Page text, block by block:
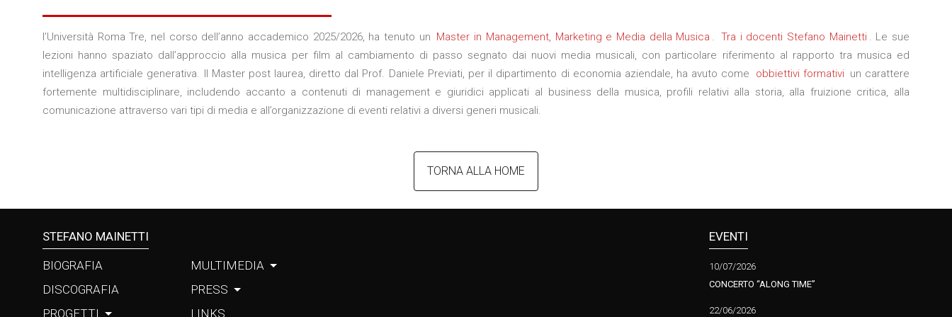
l’Università Roma Tre, nel corso dell’anno accademico 2025/2026, ha tenuto un Master in Management, Marketing e Media della Musica . Tra i docenti Stefano Mainetti . Le sue
lezioni hanno spaziato dall’approccio alla musica per film al cambiamento di passo segnato dai nuovi media musicali, con particolare riferimento al rapporto tra musica ed
intelligenza artificiale generativa. Il Master post laurea, diretto dal Prof. Daniele Previati, per il dipartimento di economia aziendale, ha avuto come
obbiettivi formativi un carattere
fortemente multidisciplinare, includendo accanto a contenuti di management e giuridici applicati al business della musica, profili relativi alla storia, alla fruizione critica, alla
comunicazione attraverso vari tipi di media e all’organizzazione di eventi relativi a diversi generi musicali.
TORNA ALLA HOME
STEFANO MAINETTI
BIOGRAFIA
DISCOGRAFIA
PROGETTI
MULTIMEDIA
PRESS
LINKS
EVENTI
10/07/2026
CONCERTO “ALONG TIME”
22/06/2026